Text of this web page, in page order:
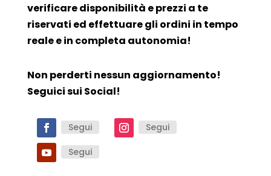
verificare disponibilità e prezzi a te
riservati ed effettuare gli ordini in tempo
reale e in completa autonomia!
Non perderti nessun aggiornamento!
Seguici sui Social!
Segui Segui
Segui